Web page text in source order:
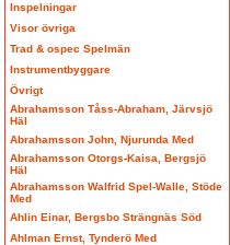
Inspelningar
Visor övriga
Trad & ospec Spelmän
Instrumentbyggare
Övrigt
Abrahamsson Tåss-Abraham, Järvsjö
Häl
Abrahamsson John, Njurunda Med
Abrahamsson Otorgs-Kaisa, Bergsjö
Häl
Abrahamsson Walfrid Spel-Walle, Stöde
Med
Ahlin Einar, Bergsbo Strängnäs Söd
Ahlman Ernst, Tynderö Med